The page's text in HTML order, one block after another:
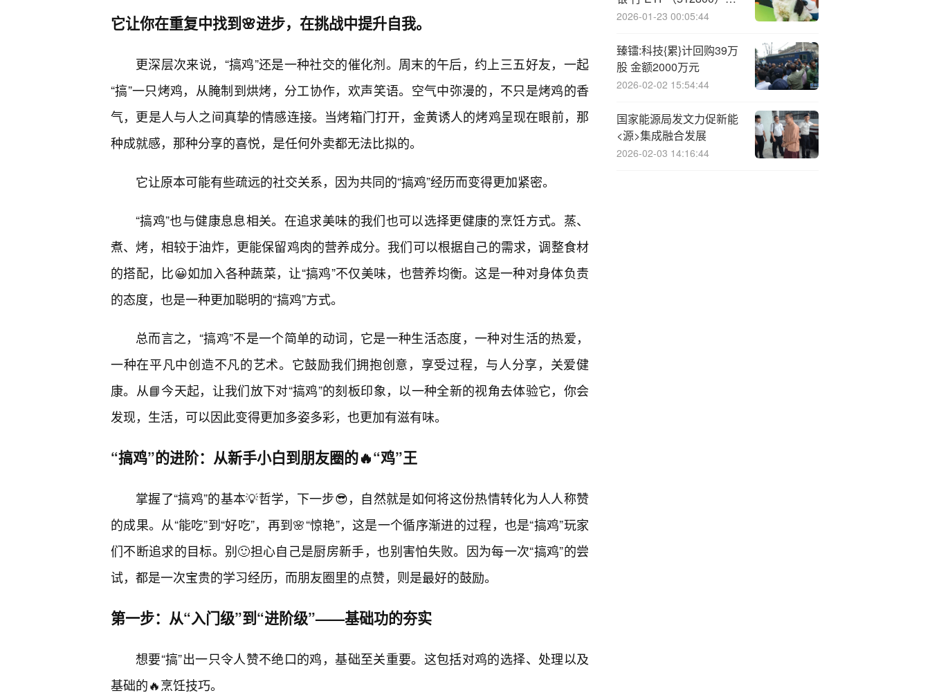
它让你在重复中找到🌸进步，在挑战中提升自我。
更深层次来说，“搞鸡”还是一种社交的催化剂。周末的午后，约上三五好友，一起
“搞”一只烤鸡，从腌制到烘烤，分工协作，欢声笑语。空气中弥漫的，不只是烤鸡的香
气，更是人与人之间真挚的情感连接。当烤箱门打开，金黄诱人的烤鸡呈现在眼前，那
种成就感，那种分享的喜悦，是任何外卖都无法比拟的。
它让原本可能有些疏远的社交关系，因为共同的“搞鸡”经历而变得更加紧密。
“搞鸡”也与健康息息相关。在追求美味的我们也可以选择更健康的烹饪方式。蒸、
煮、烤，相较于油炸，更能保留鸡肉的营养成分。我们可以根据自己的需求，调整食材
的搭配，比😀如加入各种蔬菜，让“搞鸡”不仅美味，也营养均衡。这是一种对身体负责
的态度，也是一种更加聪明的“搞鸡”方式。
总而言之，“搞鸡”不是一个简单的动词，它是一种生活态度，一种对生活的热爱，
一种在平凡中创造不凡的艺术。它鼓励我们拥抱创意，享受过程，与人分享，关爱健
康。从📘今天起，让我们放下对“搞鸡”的刻板印象，以一种全新的视角去体验它，你会
发现，生活，可以因此变得更加多姿多彩，也更加有滋有味。
“搞鸡”的进阶：从新手小白到朋友圈的🔥“鸡”王
掌握了“搞鸡”的基本💡哲学，下一步😎，自然就是如何将这份热情转化为人人称赞
的成果。从“能吃”到“好吃”，再到🌸“惊艳”，这是一个循序渐进的过程，也是“搞鸡”玩家
们不断追求的目标。别🙂担心自己是厨房新手，也别害怕失败。因为每一次“搞鸡”的尝
试，都是一次宝贵的学习经历，而朋友圈里的点赞，则是最好的鼓励。
第一步：从“入门级”到“进阶级”——基础功的夯实
想要“搞”出一只令人赞不绝口的鸡，基础至关重要。这包括对鸡的选择、处理以及
基础的🔥烹饪技巧。
见领跌2%，溢价资金狂
持续
2026-01-23 00:05:44
臻镭:科技{累}计回购39万
股 金额2000万元
2026-02-02 15:54:44
国家能源局发文力促新能
<源>集成融合发展
2026-02-03 14:16:44